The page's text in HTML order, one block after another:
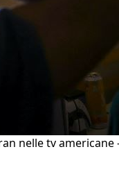
nelle tv americane